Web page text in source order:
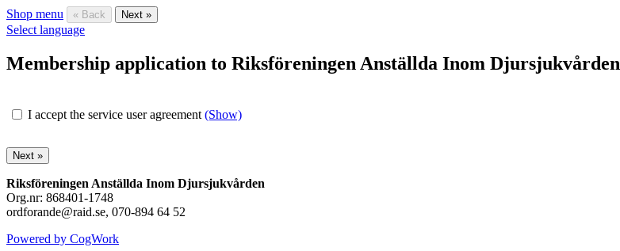
Shop menu « Back Next »
Select language
Membership application to Riksföreningen Anställda Inom Djursjukvården
I accept the service user agreement (Show)
Riksföreningen Anställda Inom Djursjukvården
Org.nr: 868401-1748
ordforande@raid.se, 070-894 64 52
Powered by CogWork